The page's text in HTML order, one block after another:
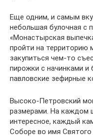
Еще одним, и самым
небольшая булочная с
«Монастырская
пройти на территорию
закупиться чем-то
пирожки с начинками и
павловские зефирные
Высоко-Петровский
размерами. На каждом
интересное, каждый
Соборе во имя